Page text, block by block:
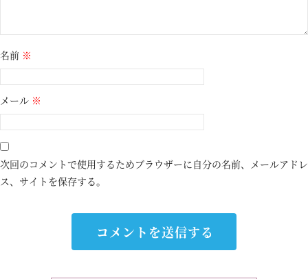
名前 ※
メール ※
次回のコメントで使用するためブラウザーに自分の名前、メールアドレ
ス、サイトを保存する。